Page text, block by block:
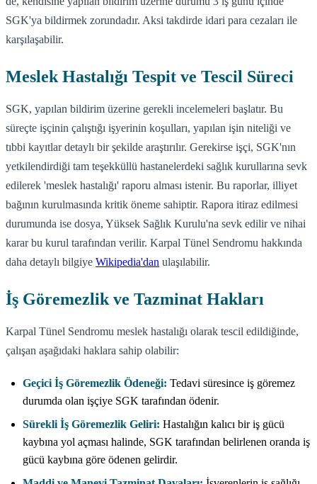
SGK'ya bildirmek zorundadır. Aksi takdirde idari para cezaları ile
karşılaşabilir.
Meslek Hastalığı Tespit ve Tescil Süreci
SGK, yapılan bildirim üzerine gerekli incelemeleri başlatır. Bu
süreçte işçinin çalıştığı işyerinin koşulları, yapılan işin niteliği ve
tıbbi kayıtlar detaylı bir şekilde araştırılır. Gerekirse işçi, SGK'nın
yetkilendirdiği tam teşekküllü hastanelerdeki sağlık kurullarına sevk
edilerek 'meslek hastalığı' raporu alması istenir. Bu raporlar, illiyet
bağının kurulmasında kritik öneme sahiptir. Rapora itiraz edilmesi
durumunda ise dosya, Yüksek Sağlık Kurulu'na sevk edilir ve nihai
karar bu kurul tarafından verilir. Karpal Tünel Sendromu hakkında
daha detaylı bilgiye Wikipedia'dan ulaşılabilir.
İş Göremezlik ve Tazminat Hakları
Karpal Tünel Sendromu meslek hastalığı olarak tescil edildiğinde,
çalışan aşağıdaki haklara sahip olabilir:
Geçici İş Göremezlik Ödeneği: Tedavi süresince iş göremez
durumda olan işçiye SGK tarafından ödenir.
Sürekli İş Göremezlik Geliri: Hastalığın kalıcı bir iş gücü
kaybına yol açması halinde, SGK tarafından belirlenen oranda iş
gücü kaybına göre ödenen gelirdir.